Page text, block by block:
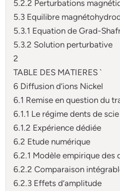
5.2.2 Perturbations
5.3 Equilibre
5.3.1 Equation de Grad-
5.3.2 Solution perturbative
2
TABLE DES MATIERES `
6 Diffusion d’ions Nickel
6.1 Remise en question du
6.1.1 Le régime dents de scie
6.1.2 Expérience dédiée
6.2 Etude numérique
6.2.1 Modèle empirique des
6.2.2 Comparaison
6.2.3 Effets d’amplitude